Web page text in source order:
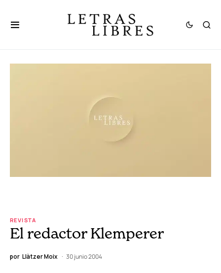
REVISTA
El redactor Klemperer
por Llàtzer Moix 30 junio 2004